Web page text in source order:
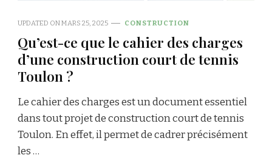
UPDATED ONMARS 25, 2025 CONSTRUCTION
Qu’est-ce que le cahier des charges
d’une construction court de tennis
Toulon ?
Le cahier des charges est un document essentiel
dans tout projet de construction court de tennis
Toulon. En effet, il permet de cadrer précisément
les …